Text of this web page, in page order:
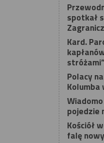
spotkał
Kard.
stróżami”
Polacy
Kolumba
pojedzie
Kościół
falę